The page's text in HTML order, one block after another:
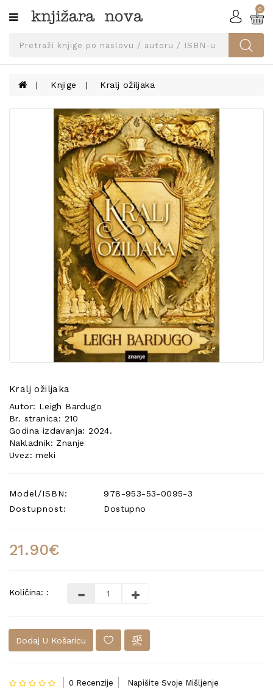
Kategorije
SVEUČILIŠNA
UDŽBENICI
KNJIGE
PRIBOR
UDŽBENIKE!
0
Knjige Kralj ožiljaka
Kralj ožiljaka
Autor: Leigh Bardugo
Br. stranica: 210
Godina izdavanja: 2024.
Nakladnik: Znanje
Uvez: meki
Model/ISBN:
978-953-53-0095-3
Dostupnost:
Dostupno
21.90€
Količina: :
Dodaj U Košaricu
0 Recenzije Napišite Svoje Mišljenje